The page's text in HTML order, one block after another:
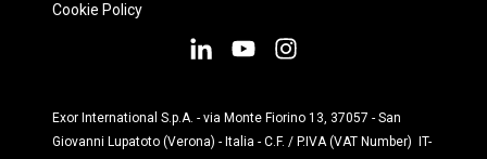
Cookie Policy
Exor International S.p.A. - via Monte Fiorino 13, 37057 - San
Giovanni Lupatoto (Verona) - Italia - C.F. / P.IVA (VAT Number) IT-